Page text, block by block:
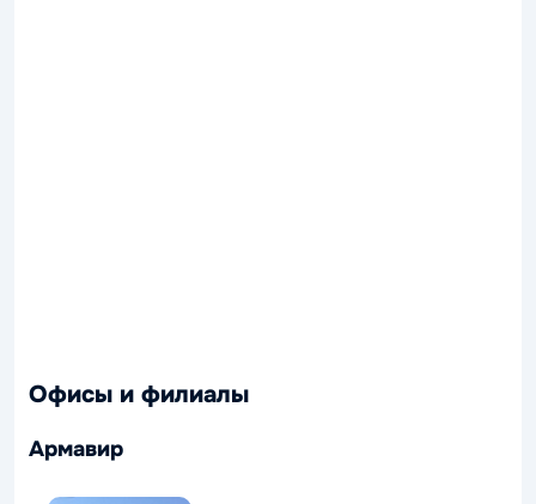
Офисы и филиалы
Армавир